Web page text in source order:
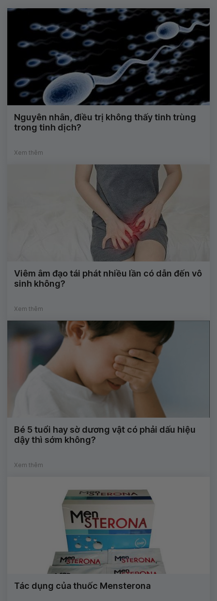
Nguyên nhân, điều trị không thấy tinh trùng
trong tinh dịch?
Xem thêm
Viêm âm đạo tái phát nhiều lần có dẫn đến vô
sinh không?
Xem thêm
Bé 5 tuổi hay sờ dương vật có phải dấu hiệu
dậy thì sớm không?
Xem thêm
Tác dụng của thuốc Mensterona